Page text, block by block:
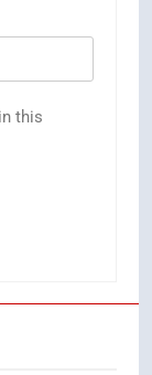
this